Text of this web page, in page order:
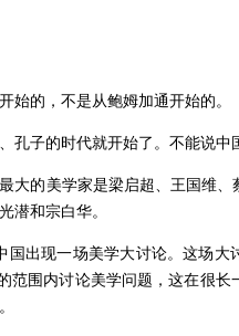
始的，不是从鲍姆加通开始的。
孔子的时代就开始了。不能说中
大的美学家是梁启超、王国维、
潜和宗白华。
国出现一场美学大讨论。这场大
范围内讨论美学问题，这在很长